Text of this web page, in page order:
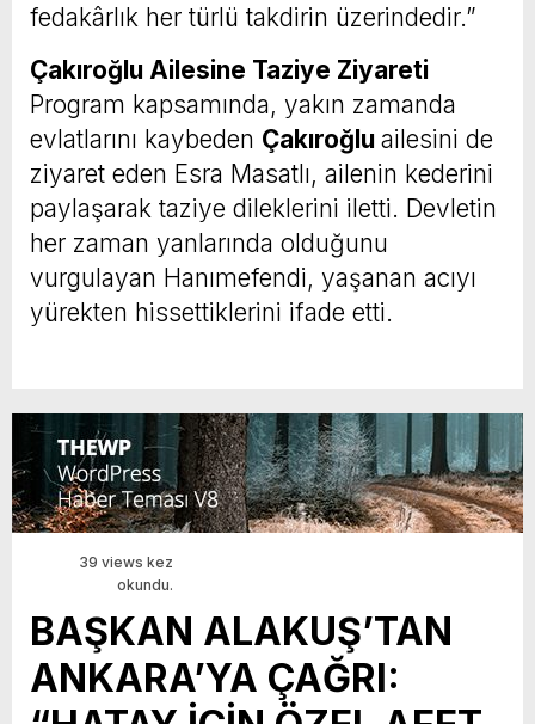
fedakârlık her türlü takdirin üzerindedir.”
Çakıroğlu Ailesine Taziye Ziyareti
Program kapsamında, yakın zamanda
evlatlarını kaybeden Çakıroğlu ailesini de
ziyaret eden Esra Masatlı, ailenin kederini
paylaşarak taziye dileklerini iletti. Devletin
her zaman yanlarında olduğunu
vurgulayan Hanımefendi, yaşanan acıyı
yürekten hissettiklerini ifade etti.
39 views kez
okundu.
​BAŞKAN ALAKUŞ’TAN
ANKARA’YA ÇAĞRI: